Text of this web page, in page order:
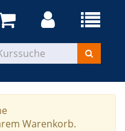
Warenkorb.